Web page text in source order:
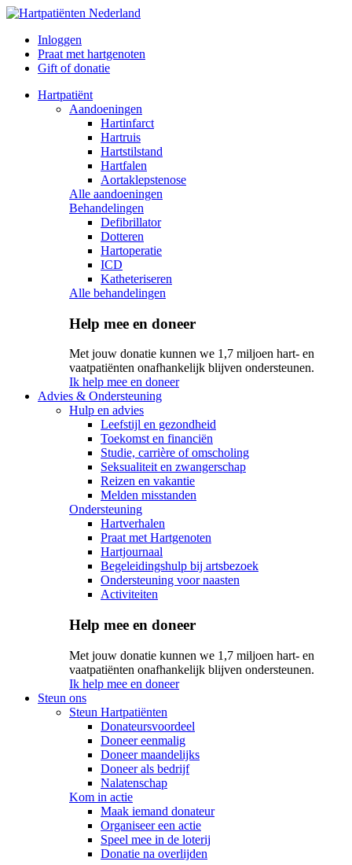
Inloggen
Praat met hartgenoten
Gift of donatie
Hartpatiënt
Aandoeningen
Hartinfarct
Hartruis
Hartstilstand
Hartfalen
Aortaklepstenose
Alle aandoeningen
Behandelingen
Defibrillator
Dotteren
Hartoperatie
ICD
Katheteriseren
Alle behandelingen
Help mee en doneer
Met jouw donatie kunnen we 1,7 miljoen hart- en
vaatpatiënten onafhankelijk blijven ondersteunen.
Ik help mee en doneer
Advies & Ondersteuning
Hulp en advies
Leefstijl en gezondheid
Toekomst en financiën
Studie, carrière of omscholing
Seksualiteit en zwangerschap
Reizen en vakantie
Melden misstanden
Ondersteuning
Hartverhalen
Praat met Hartgenoten
Hartjournaal
Begeleidingshulp bij artsbezoek
Ondersteuning voor naasten
Activiteiten
Help mee en doneer
Met jouw donatie kunnen we 1,7 miljoen hart- en
vaatpatiënten onafhankelijk blijven ondersteunen.
Ik help mee en doneer
Steun ons
Steun Hartpatiënten
Donateursvoordeel
Doneer eenmalig
Doneer maandelijks
Doneer als bedrijf
Nalatenschap
Kom in actie
Maak iemand donateur
Organiseer een actie
Speel mee in de loterij
Donatie na overlijden